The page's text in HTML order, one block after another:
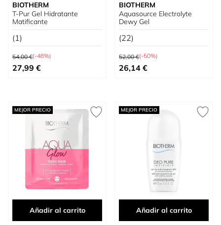
BIOTHERM
T-Pur Gel Hidratante
Matificante
(1)
Precio habitual
54,00 €(-48%)
Precio especial
27,99 €
BIOTHERM
Aquasource Electrolyte
Dewy Gel
(22)
Precio habitual
52,00 €(-50%)
Precio especial
26,14 €
MEJOR PRECIO
Añadir al carrito
MEJOR PRECIO
Añadir al carrito